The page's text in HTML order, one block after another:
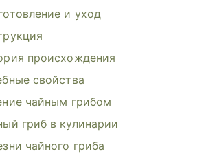
и уход
происхождения
свойства
чайным грибом
гриб в кулинарии
чайного гриба